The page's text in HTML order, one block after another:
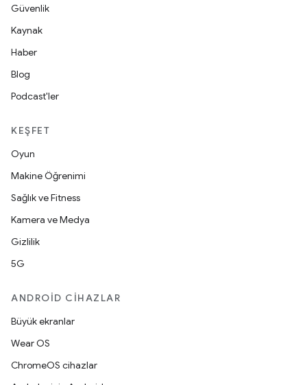
Güvenlik
Kaynak
Haber
Blog
Podcast'ler
KEŞFET
Oyun
Makine Öğrenimi
Sağlık ve Fitness
Kamera ve Medya
Gizlilik
5G
ANDROID CIHAZLAR
Büyük ekranlar
Wear OS
ChromeOS cihazlar